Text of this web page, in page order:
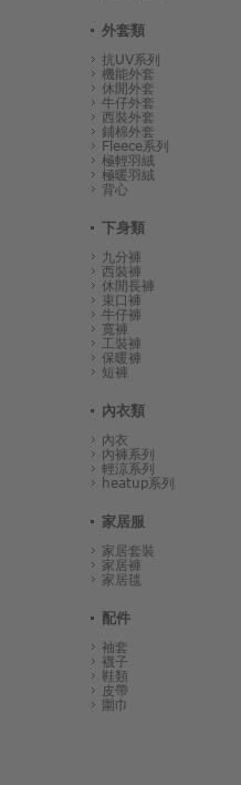
外套類
抗UV系列
機能外套
休閒外套
牛仔外套
西裝外套
鋪棉外套
Fleece系列
極輕羽絨
極暖羽絨
背心
下身類
九分褲
西裝褲
休閒長褲
束口褲
牛仔褲
寬褲
工裝褲
保暖褲
短褲
內衣類
內衣
內褲系列
輕涼系列
heatup系列
家居服
家居套裝
家居褲
家居毯
配件
袖套
襪子
鞋類
皮帶
圍巾